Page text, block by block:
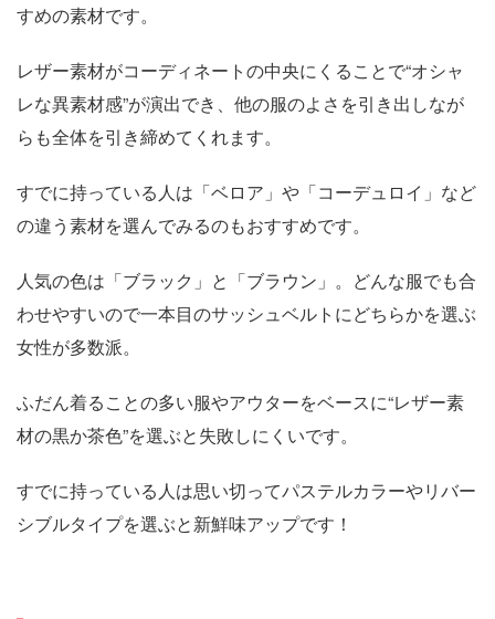
すめの素材です。
レザー素材がコーディネートの中央にくることで“オシャ
レな異素材感”が演出でき、他の服のよさを引き出しなが
らも全体を引き締めてくれます。
すでに持っている人は「ベロア」や「コーデュロイ」など
の違う素材を選んでみるのもおすすめです。
人気の色は「ブラック」と「ブラウン」。どんな服でも合
わせやすいので一本目のサッシュベルトにどちらかを選ぶ
女性が多数派。
ふだん着ることの多い服やアウターをベースに“レザー素
材の黒か茶色”を選ぶと失敗しにくいです。
すでに持っている人は思い切ってパステルカラーやリバー
シブルタイプを選ぶと新鮮味アップです！